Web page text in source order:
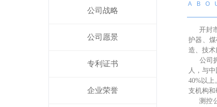
公司战略
公司愿景
专利证书
企业荣誉
开封
护器、
造、技
公司
人，与
40%以
支机构
测控